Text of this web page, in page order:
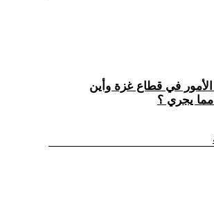
الأمور في قطاع غزة وأين
يجري ؟